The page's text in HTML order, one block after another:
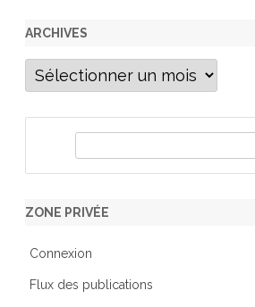
ARCHIVES
Archives
r
h
ZONE PRIVÉE
Connexion
Flux des publications